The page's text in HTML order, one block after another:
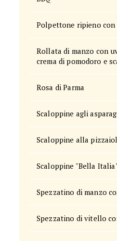
Polpettone ripieno con
Rollata di manzo con
crema di pomodoro e
Rosa di Parma
Scaloppine agli
Scaloppine alla
Scaloppine "Bella
Spezzatino di manzo
Spezzatino di vitello